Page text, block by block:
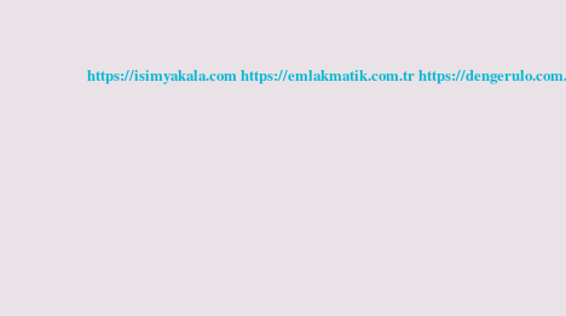
https://isimyakala.comhttps://emlakmatik.com.trhttps://